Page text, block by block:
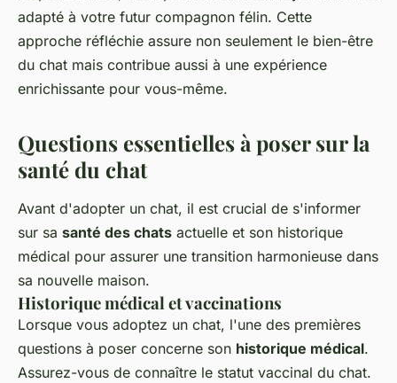
adapté à votre futur compagnon félin. Cette
approche réfléchie assure non seulement le bien-être
du chat mais contribue aussi à une expérience
enrichissante pour vous-même.
Questions essentielles à poser sur la
santé du chat
Avant d'adopter un chat, il est crucial de s'informer
sur sa santé des chats actuelle et son historique
médical pour assurer une transition harmonieuse dans
sa nouvelle maison.
Historique médical et vaccinations
Lorsque vous adoptez un chat, l'une des premières
questions à poser concerne son historique médical.
Assurez-vous de connaître le statut vaccinal du chat.